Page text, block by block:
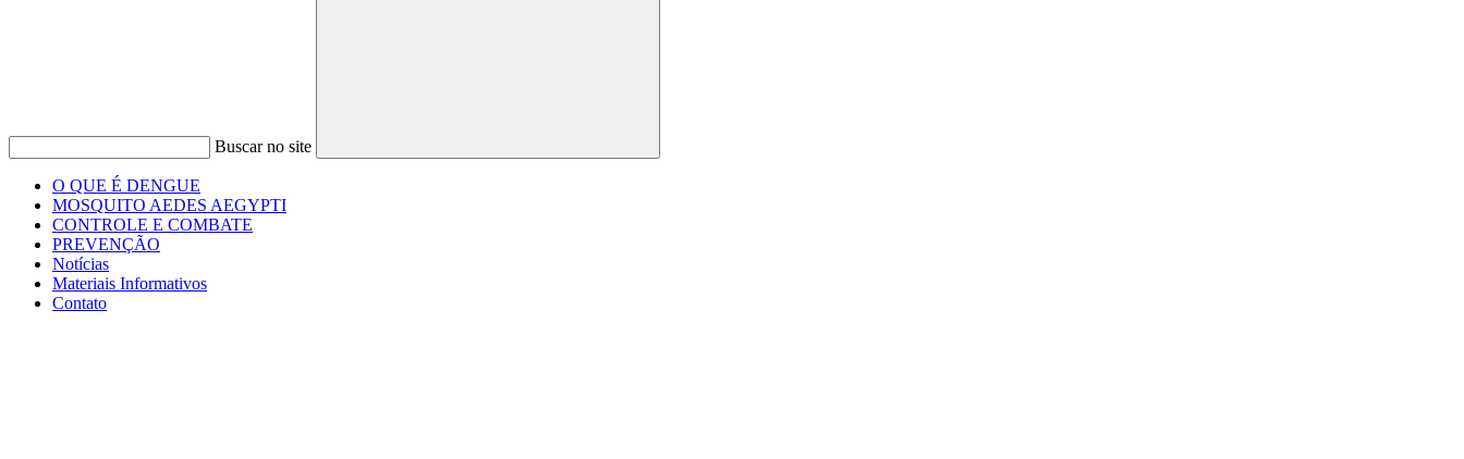
Buscar no site
Buscar
O QUE É DENGUE
MOSQUITO AEDES AEGYPTI
CONTROLE E COMBATE
PREVENÇÃO
Notícias
Materiais Informativos
Contato